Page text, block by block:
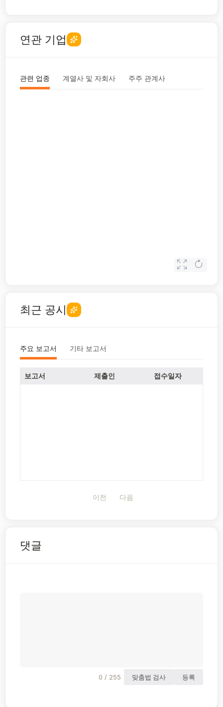
연관 기업
관련 업종 계열사 및 자회사 주주 관계사
최근 공시
주요 보고서 기타 보고서
보고서 제출인 접수일자
이전 다음
댓글
0 / 255 맞춤법 검사 등록